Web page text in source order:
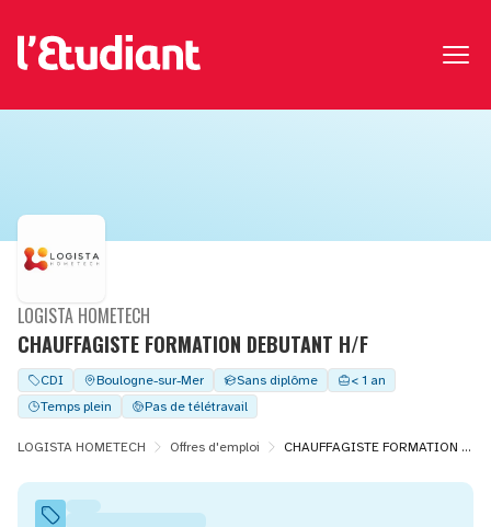
CHAUFFAGISTE FORMATION DEBUTANT H/F
LOGISTA HOMETECH
CDI Boulogne-sur-Mer Sans diplôme
< 1 an
Temps plein
Pas de télétravail
LOGISTA HOMETECH Offres d'emploi CHAUFFAGISTE FORMATION DEBUTANT H/F